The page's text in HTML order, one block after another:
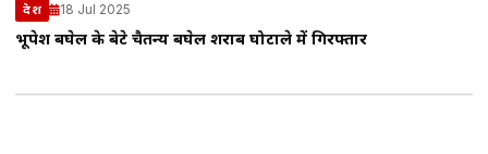
देश 18 Jul 2025
भूपेश बघेल के बेटे चैतन्य बघेल शराब घोटाले में गिरफ्तार